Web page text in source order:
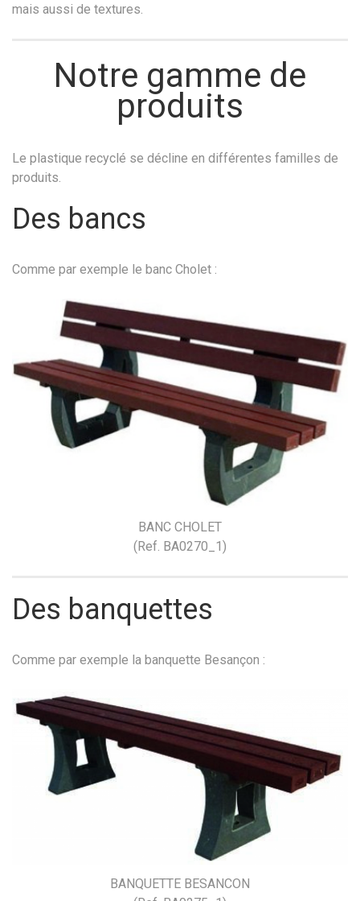
mais aussi de textures.
Notre gamme de
produits
Le plastique recyclé se décline en différentes familles de
produits.
Des bancs
Comme par exemple le banc Cholet :
BANC CHOLET
(Ref. BA0270_1)
Des banquettes
Comme par exemple la banquette Besançon :
BANQUETTE BESANCON